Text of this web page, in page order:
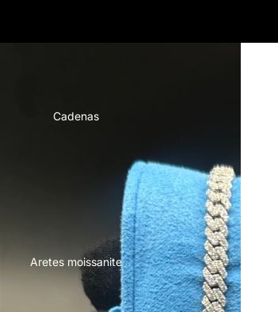
Cadenas
Aretes moissanite